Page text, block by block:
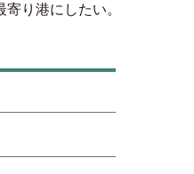
り港にしたい。